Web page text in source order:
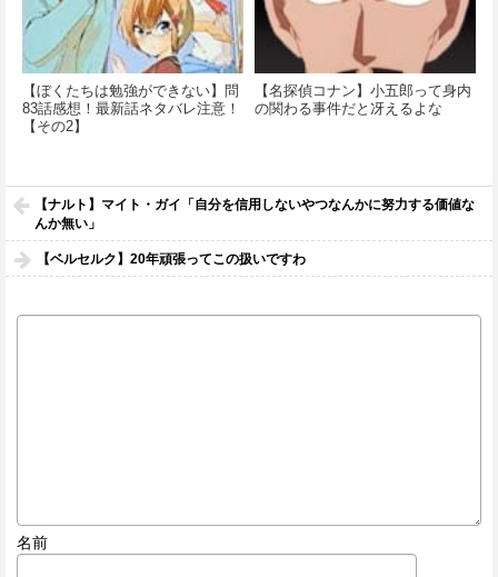
【ぼくたちは勉強ができない】問
83話感想！最新話ネタバレ注意！
【その2】
【名探偵コナン】小五郎って身内
の関わる事件だと冴えるよな
【ナルト】マイト・ガイ「自分を信用しないやつなんかに努力する価値な
んか無い」
【ベルセルク】20年頑張ってこの扱いですわ
名前